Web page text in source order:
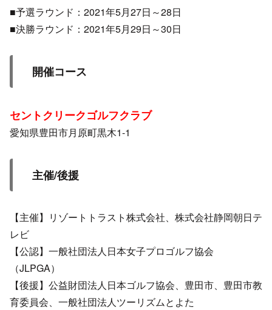
■予選ラウンド：2021年5月27日～28日
■決勝ラウンド：2021年5月29日～30日
開催コース
セントクリークゴルフクラブ
愛知県豊田市月原町黒木1-1
主催/後援
【主催】リゾートトラスト株式会社、株式会社静岡朝日テ
レビ
【公認】一般社団法人日本女子プロゴルフ協会
（JLPGA）
【後援】公益財団法人日本ゴルフ協会、豊田市、豊田市教
育委員会、一般社団法人ツーリズムとよた